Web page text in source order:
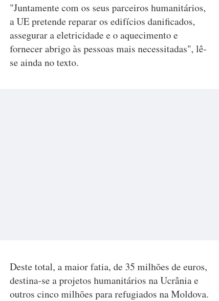
"Juntamente com os seus parceiros humanitários,
a UE pretende reparar os edifícios danificados,
assegurar a eletricidade e o aquecimento e
fornecer abrigo às pessoas mais necessitadas", lê-
se ainda no texto.
Deste total, a maior fatia, de 35 milhões de euros,
destina-se a projetos humanitários na Ucrânia e
outros cinco milhões para refugiados na Moldova.